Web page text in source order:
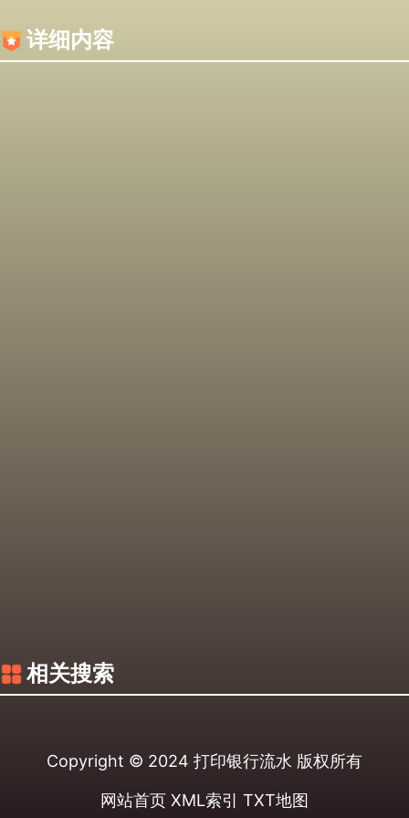
详细内容
相关搜索
Copyright © 2024 打印银行流水 版权所有
网站首页 XML索引 TXT地图